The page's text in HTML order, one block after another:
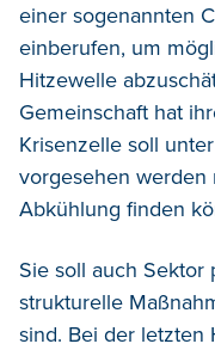
einer sogenannten
einberufen, um
Hitzewelle
Gemeinschaft hat
Krisenzelle soll
vorgesehen werden
Abkühlung finden
Sie soll auch Sektor
strukturelle
sind. Bei der letzten